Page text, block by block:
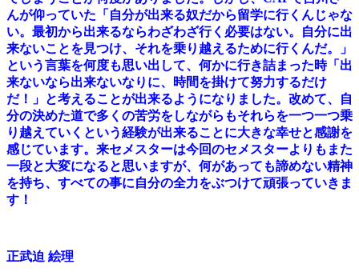
んが仰っていた「自分が出来る奴だから留学に行くんじゃな
い。最初から出来るならわざわざ行く必要はない。自分に出
来ないことを見つけ、それを乗り越えるために行くんだ。」
という言葉を何度も思い出して、何かに行き詰まった時「出
来ないなら出来ないなりに、時間を掛けて努力するだけ
だ！」と考えることが出来るようになりました。改めて、自
分の決めた道で多くの苦労をしながらもそれらを一つ一つ乗
り越えていくという経験が出来ることに大きな幸せと感謝を
感じています。来セメスターは今回のセメスターよりもまた
一段と大変になると思いますが、何があっても諦めない精神
を持ち、すべての事に自分の全力をぶつけて頑張っていきま
す！
正武迫 絵理